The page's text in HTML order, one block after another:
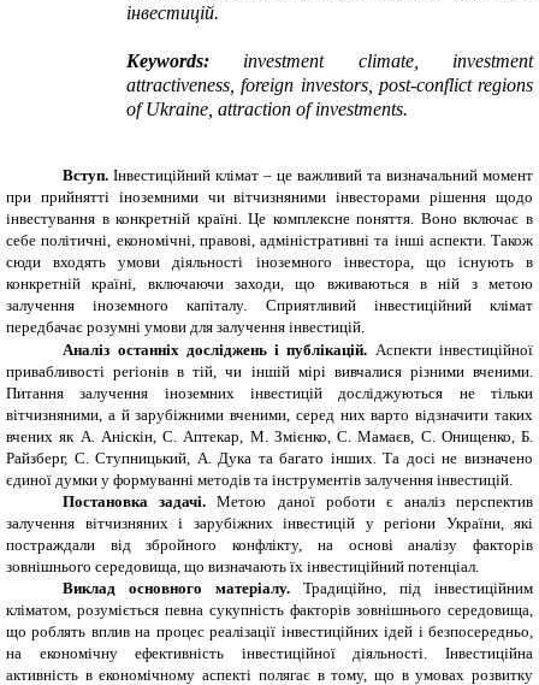
інвестицій.
Keywords: investment climate, investment
attractiveness, foreign investors, post-conflict regions
of Ukraine, attraction of investments.
Вступ.Інвестиційний клімат – це важливий та визначальний момент
при прийнятті іноземними чи вітчизняними інвесторами рішення щодо
інвестування в конкретній країні. Це комплексне поняття. Воно включає в
себе політичні, економічні, правові, адміністративні та інші аспекти. Також
cюди входять умови діяльності іноземного інвестора, що існують в
конкретній країні, включаючи заходи, що вживаються в ній з метою
залучення іноземного капіталу. Сприятливий інвестиційний клімат
передбачає розумні умови для залучення інвестицій.
Аналіз останніх досліджень і публікацій. Аспекти інвестиційної
привабливості регіонів в тій, чи іншій мірі вивчалися різними вченими.
Питання залучення іноземних інвестицій досліджуються не тільки
вітчизняними, а й зарубіжними вченими, серед них варто відзначити таких
вчених як А. Аніскін, С. Аптекар, М. Змієнко, С. Мамаєв, С. Онищенко, Б.
Райзберг, С. Ступницький, А. Дука та багато інших. Та досі не визначено
єдиної думки у формуванні методів та інструментів залучення інвестицій.
Постановка задачі.Метою даної роботи є аналіз перспектив
залучення вітчизняних і зарубіжних інвестицій у регіони України, які
постраждали від збройного конфлікту, на основі аналізу факторів
зовнішнього середовища, що визначають їх інвестиційний потенціал.
Виклад основного матеріалу.Традиційно, під інвестиційним
кліматом, розуміється певна сукупність факторів зовнішнього середовища,
що роблять вплив на процес реалізації інвестиційних ідей і безпосередньо,
на економічну ефективність інвестиційної діяльності. Інвестиційна
активність в економічному аспекті полягає в тому, що в умовах розвитку